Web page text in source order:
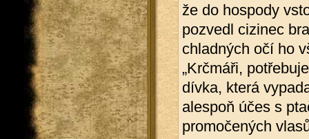
že do hospody
pozvedl cizinec
chladných očí ho
„Krčmáři,
dívka, která
alespoň účes s
promočených